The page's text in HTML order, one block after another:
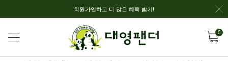
회원가입하고 더 많은 혜택 받기!
0